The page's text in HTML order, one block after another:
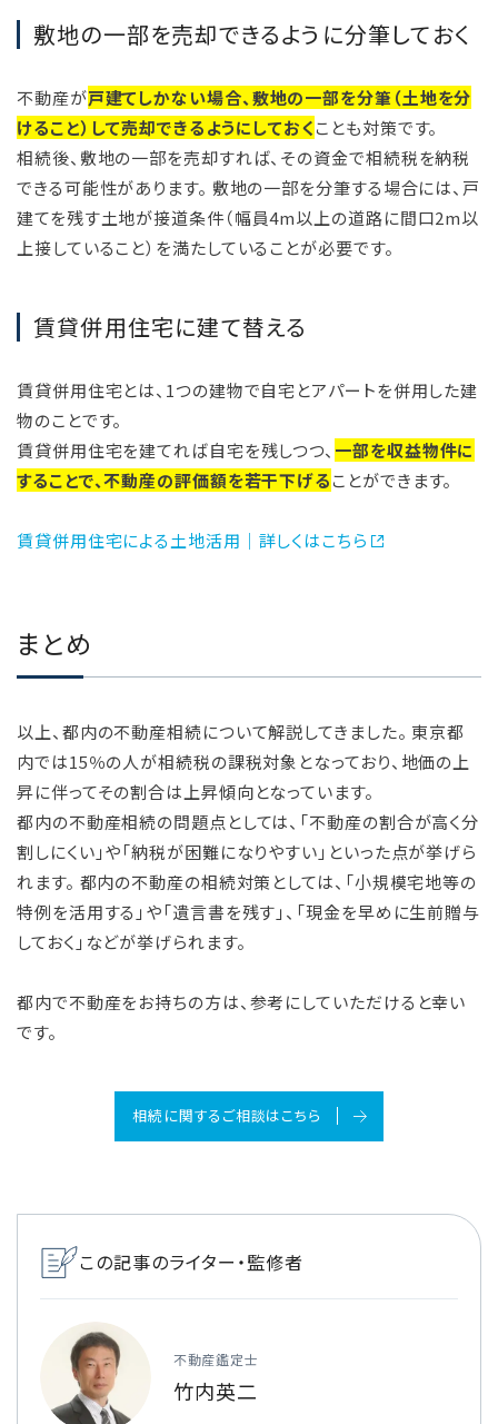
敷地の一部を売却できるように分筆しておく
不動産が戸建てしかない場合、敷地の一部を分筆（土地を分
けること）して売却できるようにしておくことも対策です。
相続後、敷地の一部を売却すれば、その資金で相続税を納税
できる可能性があります。 敷地の一部を分筆する場合には、戸
建てを残す土地が接道条件（幅員4m以上の道路に間口2m以
上接していること）を満たしていることが必要です。
賃貸併用住宅に建て替える
賃貸併用住宅とは、1つの建物で自宅とアパートを併用した建
物のことです。
賃貸併用住宅を建てれば自宅を残しつつ、 一部を収益物件に
することで、不動産の評価額を若干下げることができます。
賃貸併用住宅による土地活用｜詳しくはこちら
まとめ
以上、都内の不動産相続について解説してきました。 東京都
内では15％の人が相続税の課税対象となっており、地価の上
昇に伴ってその割合は上昇傾向となっています。
都内の不動産相続の問題点としては、「不動産の割合が高く分
割しにくい」や「納税が困難になりやすい」といった点が挙げら
れます。 都内の不動産の相続対策としては、「小規模宅地等の
特例を活用する」や「遺言書を残す」、「現金を早めに生前贈与
しておく」などが挙げられます。
都内で不動産をお持ちの方は、参考にしていただけると幸い
です。
相続に関するご相談はこちら
この記事のライター・監修者
不動産鑑定士
竹内英二